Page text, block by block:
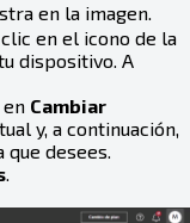
en la imagen.
en el icono de la
dispositivo. A
Cambiar
y, a continuación,
que desees.
.